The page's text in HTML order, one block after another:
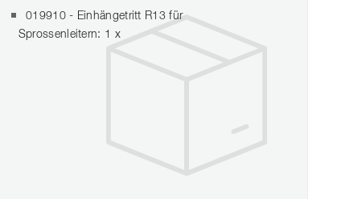
019910 - Einhängetritt R13 für
Sprossenleitern: 1 x